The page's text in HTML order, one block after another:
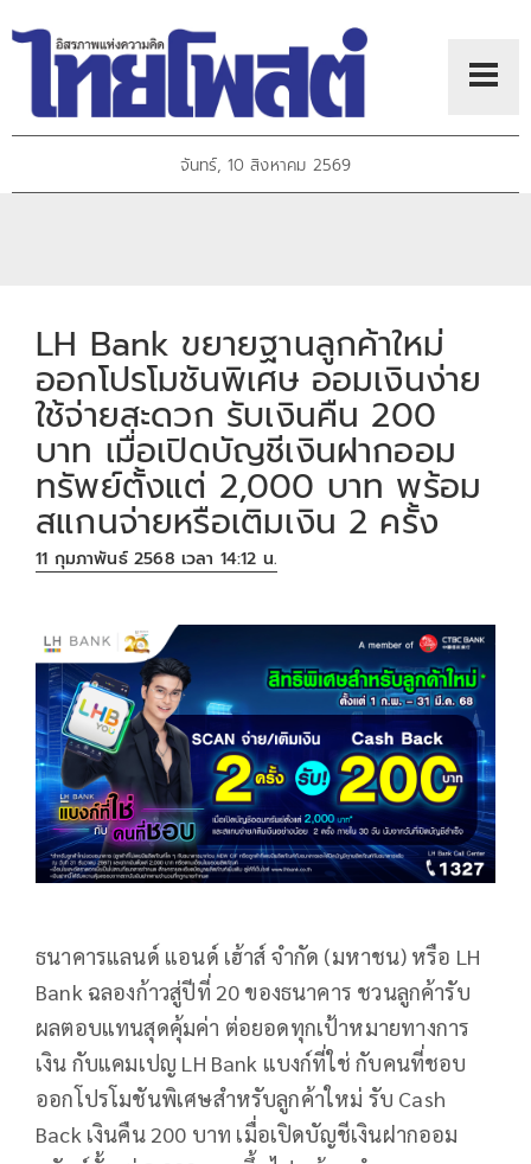
จันทร์, 10 สิงหาคม 2569
LH Bank ขยายฐานลูกค้าใหม่
ออกโปรโมชันพิเศษ ออมเงินง่าย
ใช้จ่ายสะดวก รับเงินคืน 200
บาท เมื่อเปิดบัญชีเงินฝากออม
ทรัพย์ตั้งแต่ 2,000 บาท พร้อม
สแกนจ่ายหรือเติมเงิน 2 ครั้ง
11 กุมภาพันธ์ 2568 เวลา 14:12 น.
ธนาคารแลนด์ แอนด์ เฮ้าส์ จำกัด (มหาชน) หรือ LH
Bank ฉลองก้าวสู่ปีที่ 20 ของธนาคาร ชวนลูกค้ารับ
ผลตอบแทนสุดคุ้มค่า ต่อยอดทุกเป้าหมายทางการ
เงิน กับแคมเปญ LH Bank แบงก์ที่ใช่ กับคนที่ชอบ
ออกโปรโมชันพิเศษสำหรับลูกค้าใหม่ รับ Cash
Back เงินคืน 200 บาท เมื่อเปิดบัญชีเงินฝากออม